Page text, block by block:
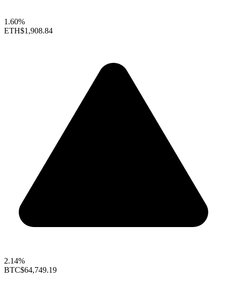
1.60%
ETH$1,908.84
2.14%
BTC$64,749.19